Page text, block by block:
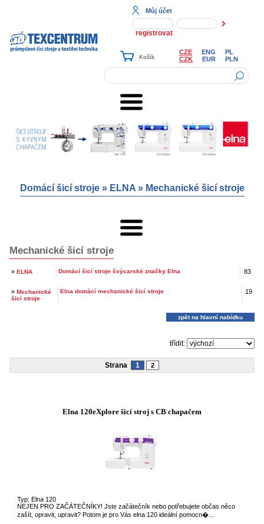
Můj účet
registrovat
CZE ENG
PL
CZK
EUR PLN
Domácí šicí stroje» ELNA» Mechanické šicí stroje
Mechanické šicí stroje
» ELNA Domácí šicí stroje švýcarské značky Elna 83
» Mechanické
šicí stroje
Elna domácí mechanické šicí stroje 19
zpět na hlavní nabídku
třídit:
Strana 1 2
Elna 120eXplore šicí stroj s CB chapačem
Typ: Elna 120
NEJEN PRO ZAČÁTEČNÍKY! Jste začátečník nebo potřebujete občas něco
zašít, opravit, upravit? Potom je pro Vás elna 120 ideální pomocn�...